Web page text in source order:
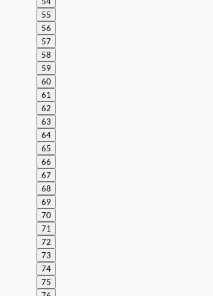
55
56
57
58
59
60
61
62
63
64
65
66
67
68
69
70
71
72
73
74
75